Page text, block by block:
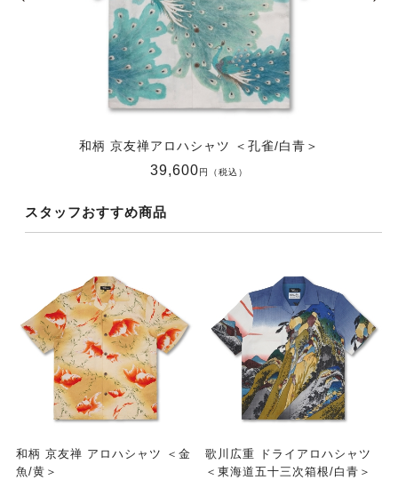
和柄 京友禅アロハシャツ ＜孔雀/白青＞
39,600円（税込）
スタッフおすすめ商品
和柄 京友禅 アロハシャツ ＜金
魚/黄＞
歌川広重 ドライアロハシャツ
＜東海道五十三次箱根/白青＞